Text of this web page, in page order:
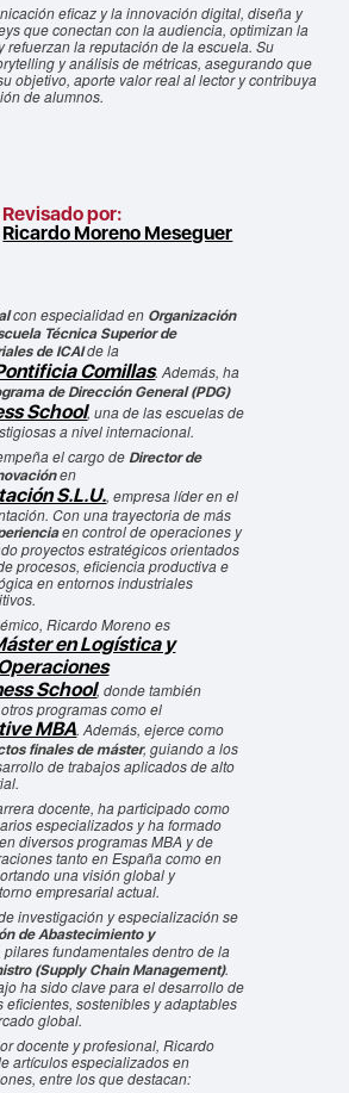
eficaz y la innovación digital, diseña y
que conectan con la audiencia, optimizan la
refuerzan la reputación de la escuela. Su
y análisis de métricas, asegurando que
objetivo, aporte valor real al lector y contribuya
de alumnos.
Revisado por:
Ricardo Moreno Meseguer
con especialidad en Organización
Técnica Superior de
de ICAIde la
Comillas. Además, ha
de Dirección General (PDG)
School, una de las escuelas de
a nivel internacional.
el cargo de Director de
en
S.L.U., empresa líder en el
Con una trayectoria de más
en control de operaciones y
proyectos estratégicos orientados
procesos, eficiencia productiva e
en entornos industriales
Ricardo Moreno es
en Logística y
School, donde también
programas como el
MBA. Además, ejerce como
finales de máster, guiando a los
de trabajos aplicados de alto
docente, ha participado como
especializados y ha formado
diversos programas MBA y de
tanto en España como en
una visión global y
empresarial actual.
investigación y especialización se
de Abastecimiento y
pilares fundamentales dentro de la
(Supply Chain Management).
ha sido clave para el desarrollo de
eficientes, sostenibles y adaptables
global.
docente y profesional, Ricardo
artículos especializados en
entre los que destacan: